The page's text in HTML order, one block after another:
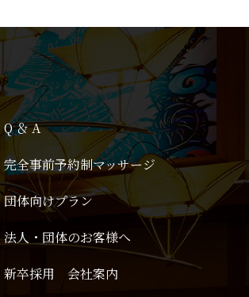
Q ＆ A
完全事前予約制マッサージ
団体向けプラン
法人・団体のお客様へ
新卒採用 会社案内